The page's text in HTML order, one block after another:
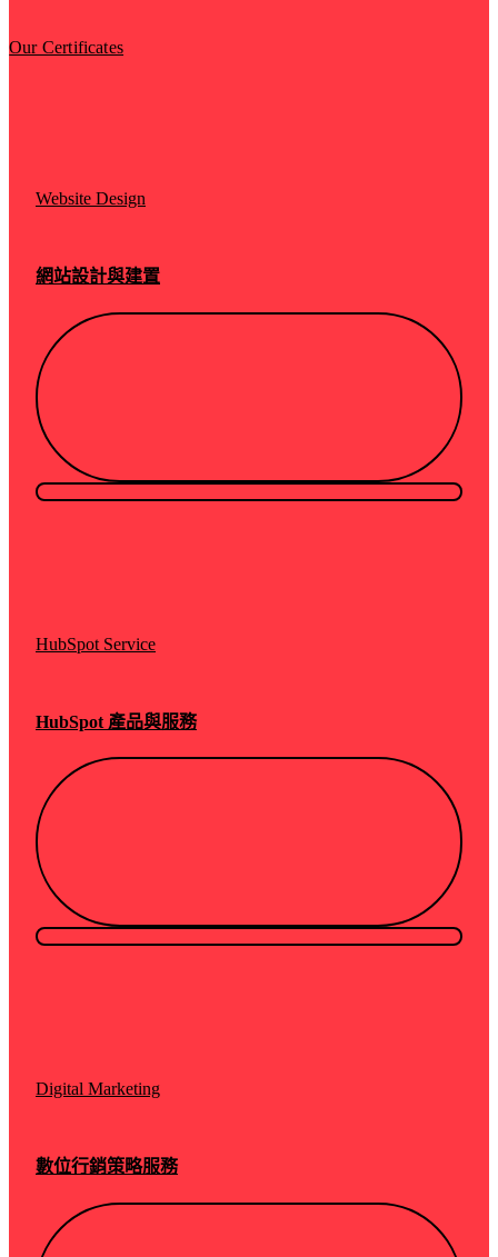
Our Certificates
Website Design
網站設計與建置
HubSpot Service
HubSpot 產品與服務
Digital Marketing
數位行銷策略服務